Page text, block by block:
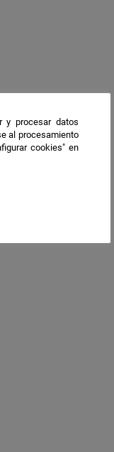
y procesar datos
al procesamiento
cookies" en